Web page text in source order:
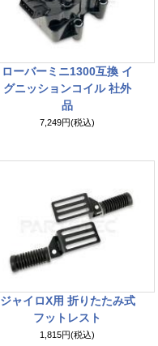
ローバーミニ1300互換 イ
グニッションコイル 社外
品
7,249円(税込)
ジャイロX用 折りたたみ式
フットレスト
1,815円(税込)